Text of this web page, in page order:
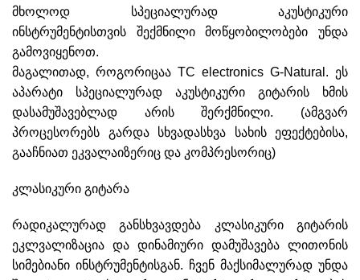
მხოლოდ სპეციალურად აკუსტიკური
ინსტრუმენტისთვის შექმნილი მოწყობილობები უნდა
გამოვიყენოთ.
მაგალითად, როგორიცაა TC electronics G-Natural. ეს
აპარატი სპეციალურად აკუსტიკური გიტარის ხმის
დასამუშავებლად არის შერქმნილი. (ამგვარ
პროცესორებს გარდა სხვადასხვა სახის ეფექტებისა,
გააჩნიათ ეკვალაიზერიც და კომპრესორიც)
კლასიკური გიტარა
რადიკალურად განსხვავდება კლასიკური გიტარის
ეკლვალიზაცია და დინამიური დამუშავება ლითონის
სიმებიანი ინსტრუმენტისგან. ჩვენ მაქსიმალურად უნდა